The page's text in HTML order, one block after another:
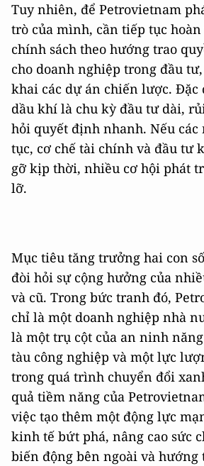
Tuy nhiên, để Petrovietnam
trò của mình, cần tiếp tục
chính sách theo hướng trao
cho doanh nghiệp trong đầu
khai các dự án chiến lược. Đặc
dầu khí là chu kỳ đầu tư dài,
hỏi quyết định nhanh. Nếu các
tục, cơ chế tài chính và đầu tư
gỡ kịp thời, nhiều cơ hội phát
lỡ.
Mục tiêu tăng trưởng hai con
đòi hỏi sự cộng hưởng của
và cũ. Trong bức tranh đó,
chỉ là một doanh nghiệp nhà
là một trụ cột của an ninh
tàu công nghiệp và một lực
trong quá trình chuyển đổi
quả tiềm năng của
việc tạo thêm một động lực
kinh tế bứt phá, nâng cao sức
biến động bên ngoài và